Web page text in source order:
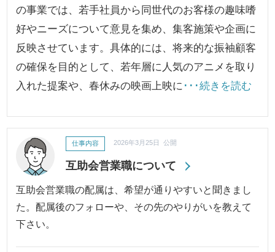
の事業では、若手社員から同世代のお客様の趣味嗜
好やニーズについて意見を集め、集客施策や企画に
反映させています。具体的には、将来的な振袖顧客
の確保を目的として、若年層に人気のアニメを取り
入れた提案や、春休みの映画上映に ･･･続きを読む
互助会営業職について
仕事内容 2026年3月25日 公開
互助会営業職の配属は、希望が通りやすいと聞きまし
た。配属後のフォローや、その先のやりがいを教えて
下さい。